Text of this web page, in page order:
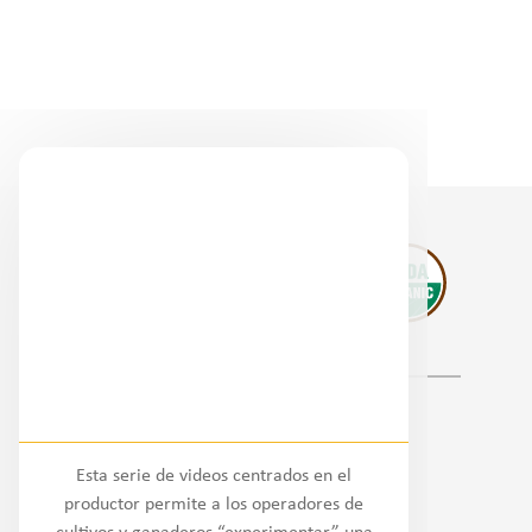
Esta serie de videos centrados en el
productor permite a los operadores de
Nacional